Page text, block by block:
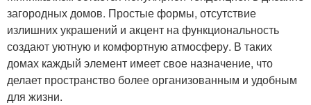
загородных домов. Простые формы, отсутствие
излишних украшений и акцент на функциональность
создают уютную и комфортную атмосферу. В таких
домах каждый элемент имеет свое назначение, что
делает пространство более организованным и удобным
для жизни.